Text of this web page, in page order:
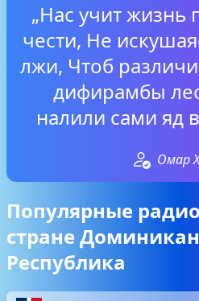
„Нас учит жизнь
чести, Не
лжи, Чтоб
дифирамбы
налили сами яд
Омар
Популярные
стране
Республика